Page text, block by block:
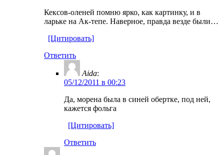
Кексов-оленей помню ярко, как картинку, и в
ларьке на Ак-тепе. Наверное, правда везде были…
[Цитировать]
Ответить
Aida:
05/12/2011 в 00:23
Да, морена была в синей обертке, под ней,
кажется фольга
[Цитировать]
Ответить